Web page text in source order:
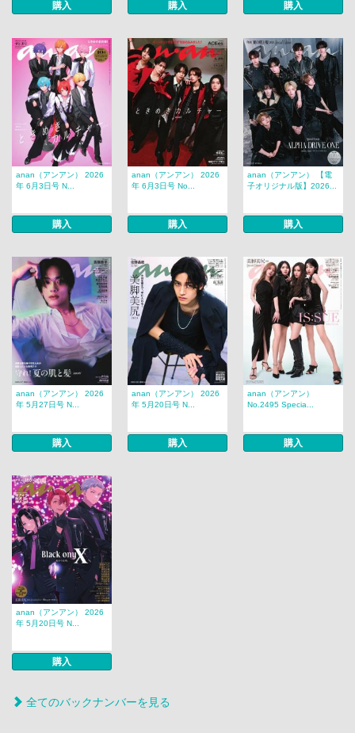
購入 購入 購入
anan（アンアン） 2026
年 6月3日号 N...
購入
anan（アンアン） 2026
年 6月3日号 No...
購入
anan（アンアン） 【電
子オリジナル版】2026...
購入
anan（アンアン） 2026
年 5月27日号 N...
購入
anan（アンアン） 2026
年 5月20日号 N...
購入
anan（アンアン）
No.2495 Specia...
購入
anan（アンアン） 2026
年 5月20日号 N...
購入
全てのバックナンバーを見る